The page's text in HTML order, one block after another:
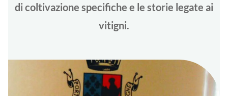
di coltivazione specifiche e le storie legate ai
vitigni.